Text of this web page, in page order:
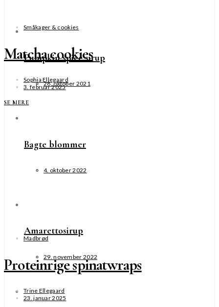
Pumpkin spice sirup
28. oktober 2021
Bagte blommer
4. oktober 2022
Amarettosirup
29. november 2022
Småkager & cookies
Matcha cookies
Sophia Ellegaard
3. februar 2025
SE MERE
Madbrød
Proteinrige spinatwraps
Trine Ellegaard
23. januar 2025